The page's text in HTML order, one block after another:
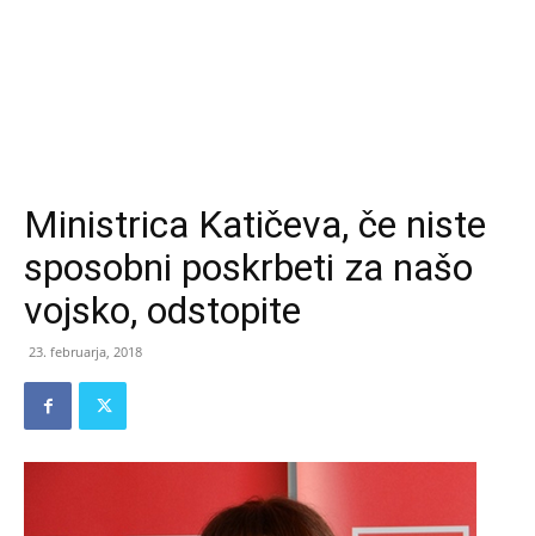
Ministrica Katičeva, če niste
sposobni poskrbeti za našo
vojsko, odstopite
23. februarja, 2018